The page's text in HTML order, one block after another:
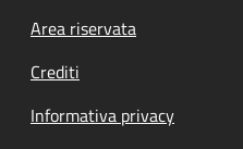
Footer menu
Area riservata
Crediti
Informativa privacy